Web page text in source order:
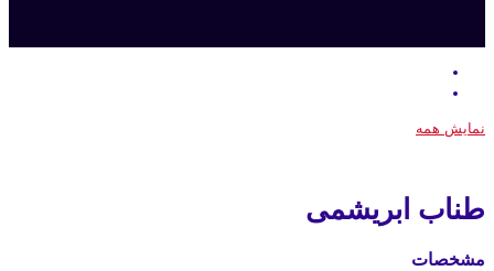
نمایش همه
طناب ابریشمی
مشخصات